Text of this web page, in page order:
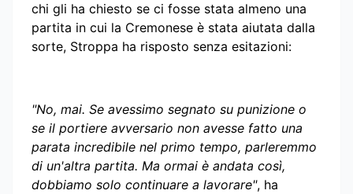
chi gli ha chiesto se ci fosse stata almeno una
partita in cui la Cremonese è stata aiutata dalla
sorte, Stroppa ha risposto senza esitazioni:
"No, mai. Se avessimo segnato su punizione o
se il portiere avversario non avesse fatto una
parata incredibile nel primo tempo, parleremmo
di un'altra partita. Ma ormai è andata così,
dobbiamo solo continuare a lavorare", ha